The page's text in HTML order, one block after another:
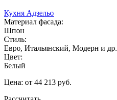
Кухня Адзельо
Материал фасада:
Шпон
Стиль:
Евро, Итальянский, Модерн и др.
Цвет:
Белый
Цена: от 44 213 руб.